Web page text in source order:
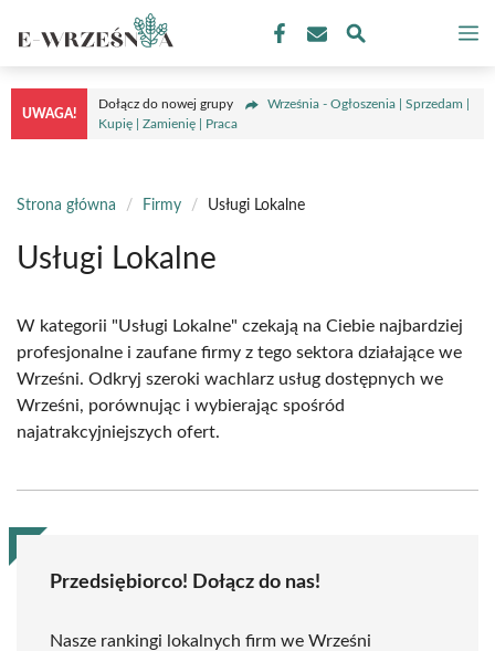
treści
UWAGA!
Dołącz do nowej grupy
Września - Ogłoszenia | Sprzedam |
Kupię | Zamienię | Praca
Strona główna / Firmy / Usługi Lokalne
Usługi Lokalne
W kategorii "Usługi Lokalne" czekają na Ciebie najbardziej
profesjonalne i zaufane firmy z tego sektora działające we
Wrześni. Odkryj szeroki wachlarz usług dostępnych we
Wrześni, porównując i wybierając spośród
najatrakcyjniejszych ofert.
Przedsiębiorco! Dołącz do nas!
Nasze rankingi lokalnych firm we Wrześni